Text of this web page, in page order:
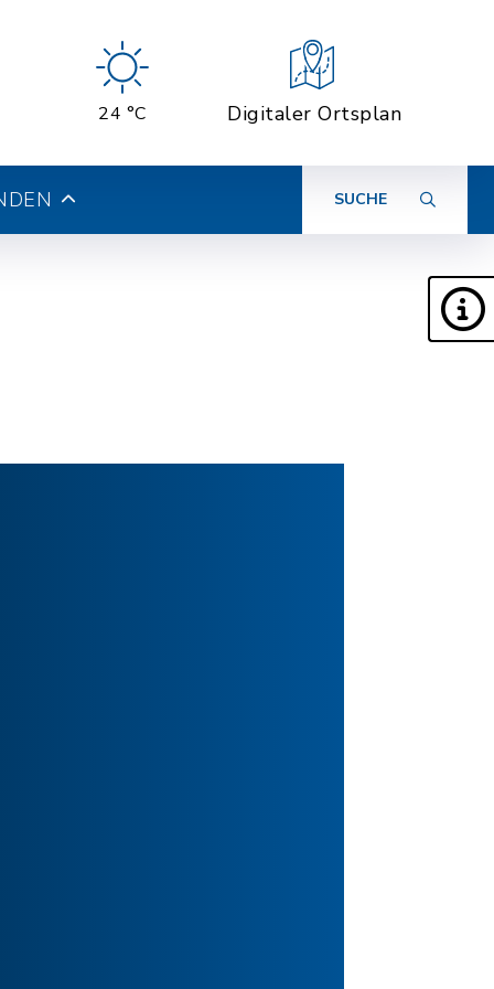
24 °C Digitaler Ortsplan
SUCHE